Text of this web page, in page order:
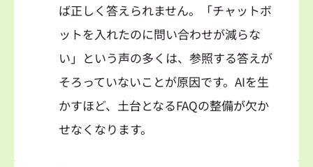
ば正しく答えられません。「チャットボ
ットを入れたのに問い合わせが減らな
い」という声の多くは、参照する答えが
そろっていないことが原因です。AIを生
かすほど、土台となるFAQの整備が欠か
せなくなります。